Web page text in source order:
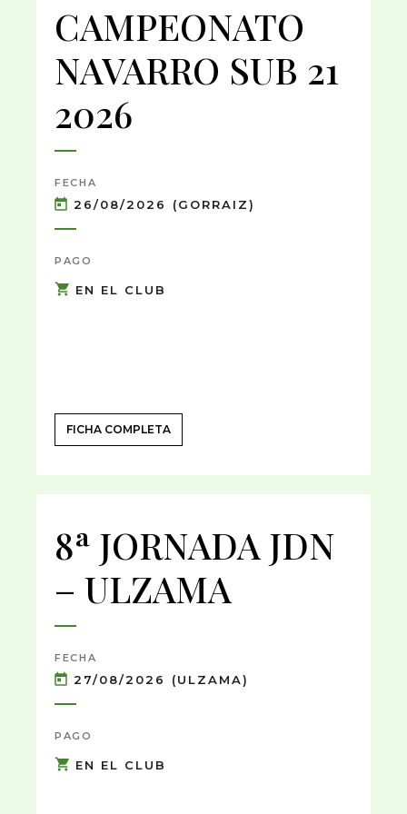
CAMPEONATO
NAVARRO SUB 21
2026
FECHA
26/08/2026 (GORRAIZ)
PAGO
EN EL CLUB
FICHA COMPLETA
8ª JORNADA JDN
– ULZAMA
FECHA
27/08/2026 (ULZAMA)
PAGO
EN EL CLUB